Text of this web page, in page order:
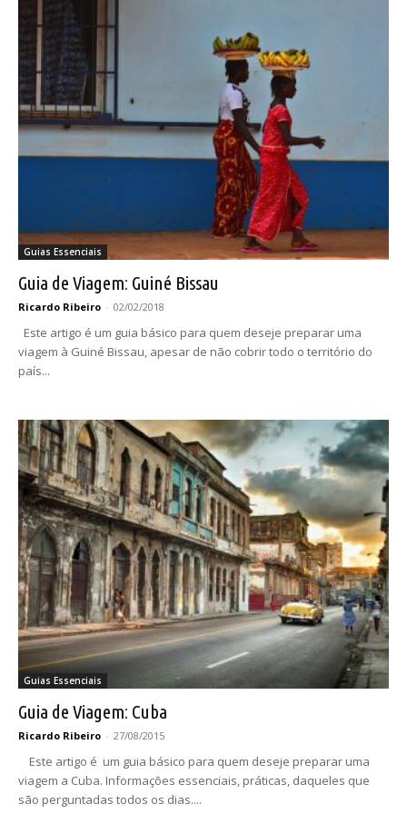
Guias Essenciais
Guia de Viagem: Guiné Bissau
Ricardo Ribeiro - 02/02/2018
Este artigo é um guia básico para quem deseje preparar uma
viagem à Guiné Bissau, apesar de não cobrir todo o território do
país...
Guias Essenciais
Guia de Viagem: Cuba
Ricardo Ribeiro - 27/08/2015
Este artigo é um guia básico para quem deseje preparar uma
viagem a Cuba. Informações essenciais, práticas, daqueles que
são perguntadas todos os dias....